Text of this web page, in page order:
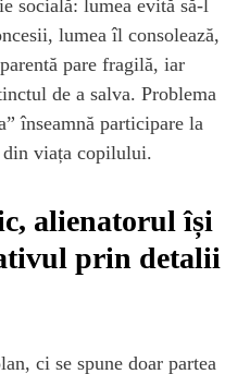
socială: lumea evită să-l
lumea îl consolează,
pare fragilă, iar
de a salva. Problema
înseamnă participare la
viața copilului.
alienatorul își
prin detalii
ci se spune doar partea